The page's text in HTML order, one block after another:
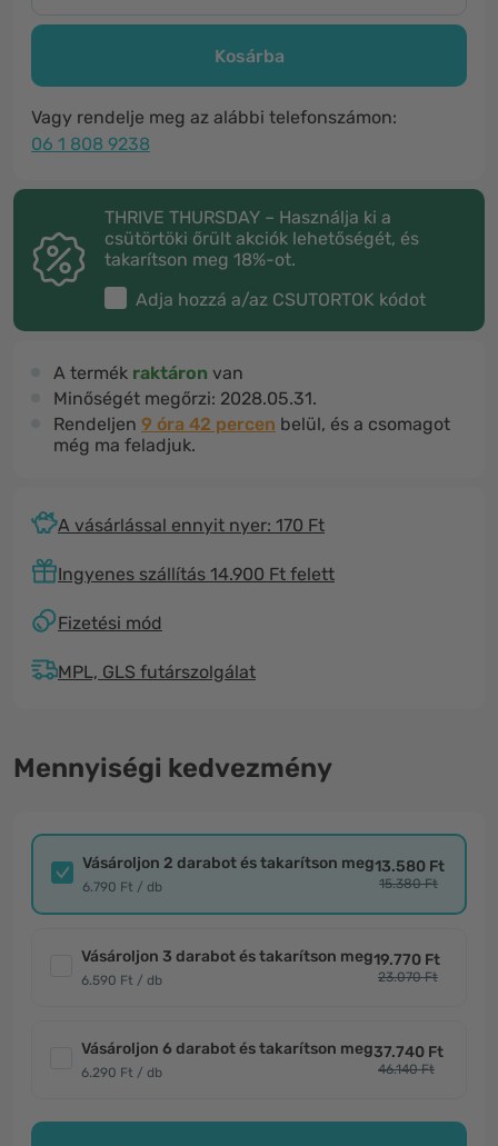
Kosárba
Vagy rendelje meg az alábbi telefonszámon:
06 1 808 9238
THRIVE THURSDAY – Használja ki a
csütörtöki őrült akciók lehetőségét, és
takarítson meg 18%-ot.
Adja hozzá a/az CSUTORTOK kódot
A termék raktáron van
Minőségét megőrzi: 2028.05.31.
Rendeljen 9 óra 42 percen belül, és a csomagot
még ma feladjuk.
A vásárlással ennyit nyer: 170 Ft
Ingyenes szállítás 14.900 Ft felett
Fizetési mód
MPL, GLS futárszolgálat
Mennyiségi kedvezmény
Vásároljon 2 darabot és takarítson meg
6.790 Ft / db
13.580 Ft
15.380 Ft
Vásároljon 3 darabot és takarítson meg
6.590 Ft / db
19.770 Ft
23.070 Ft
Vásároljon 6 darabot és takarítson meg
6.290 Ft / db
37.740 Ft
46.140 Ft